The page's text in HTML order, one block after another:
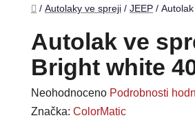
Domů
/ Autolaky ve spreji / JEEP /
Autolak ve
Bright white
Průměrné
hodnocení
Neohodnoceno Podrobnosti
Značka: ColorMatic